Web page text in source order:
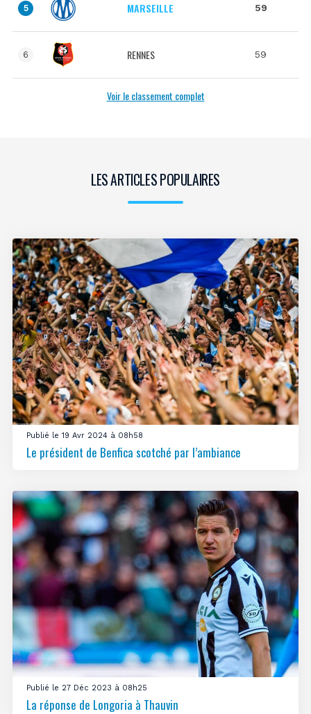
5 MARSEILLE 59
6 RENNES 59
Voir le classement complet
LES ARTICLES POPULAIRES
Publié le 19 Avr 2024 à 08h58
Le président de Benfica scotché par l’ambiance
Publié le 27 Déc 2023 à 08h25
La réponse de Longoria à Thauvin